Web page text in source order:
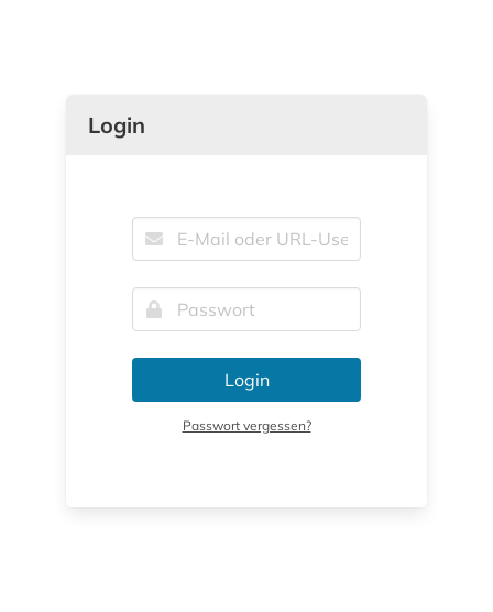
Login
Login
Passwort vergessen?